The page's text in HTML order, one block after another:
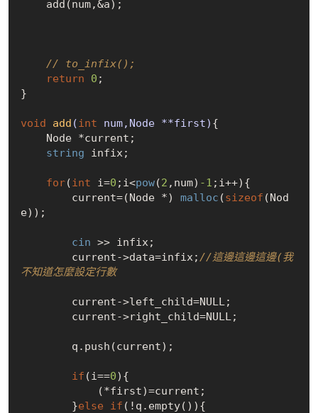
// to_infix();
return
0 ;
}
void add ( int num,Node **first) {
string infix;
for( int i=0 ;i<pow(2 ,num) -1 ;i++){
        current=(Node *)
malloc (sizeof (Nod
e));
cin >> infix;
        current->data=infix;
//這邊這邊這邊(我
不知道怎麼設定行數
        current->left_child=
NULL ;
        current->right_child=
NULL ;
if (i==0){
        }
else if (!q.empty()){